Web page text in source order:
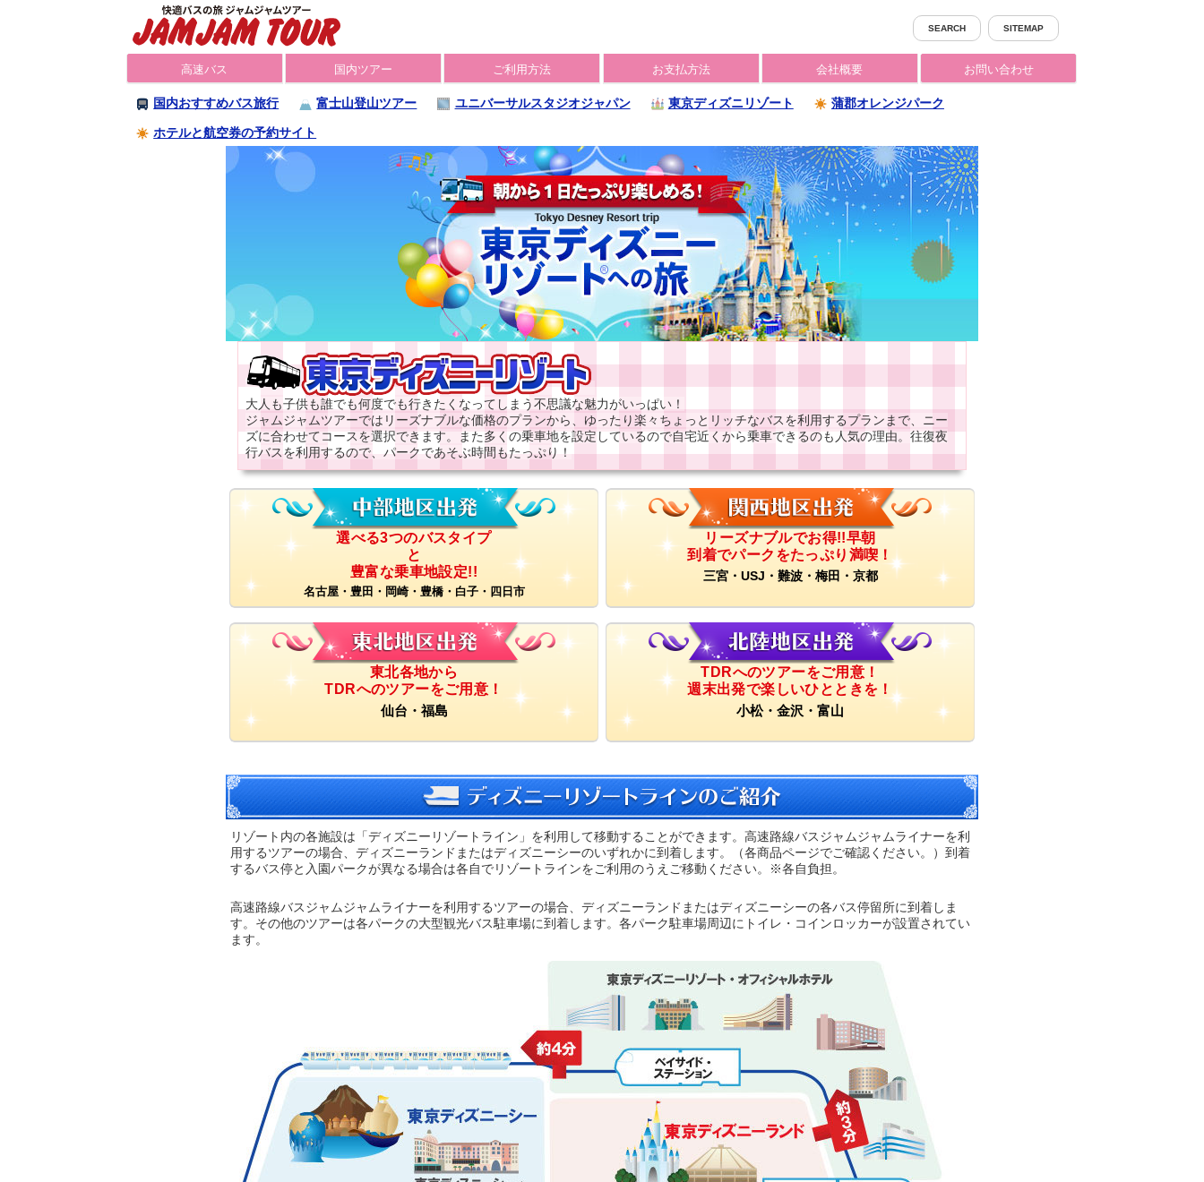
SEARCH SITEMAP
高速バス 国内ツアー ご利用方法 お支払方法 会社概要 お問い合わせ
国内おすすめバス旅行 富士山登山ツアー ユニバーサルスタジオジャパン 東京ディズニリゾート 蒲郡オレンジパーク
ホテルと航空券の予約サイト
大人も子供も誰でも何度でも行きたくなってしまう不思議な魅力がいっぱい！
ジャムジャムツアーではリーズナブルな価格のプランから、ゆったり楽々ちょっとリッチなバスを利用するプランまで、ニー
ズに合わせてコースを選択できます。また多くの乗車地を設定しているので自宅近くから乗車できるのも人気の理由。往復夜
行バスを利用するので、パークであそぶ時間もたっぷり！
選べる3つのバスタイプ
と
豊富な乗車地設定!!
名古屋・豊田・岡崎・豊橋・白子・四日市
リーズナブルでお得!!早朝
到着でパークをたっぷり満喫！
三宮・USJ・難波・梅田・京都
東北各地から
TDRへのツアーをご用意！
仙台・福島
TDRへのツアーをご用意！
週末出発で楽しいひとときを！
小松・金沢・富山
リゾート内の各施設は「ディズニーリゾートライン」を利用して移動することができます。高速路線バスジャムジャムライナーを利
用するツアーの場合、ディズニーランドまたはディズニーシーのいずれかに到着します。（各商品ページでご確認ください。）到着
するバス停と入園パークが異なる場合は各自でリゾートラインをご利用のうえご移動ください。※各自負担。
高速路線バスジャムジャムライナーを利用するツアーの場合、ディズニーランドまたはディズニーシーの各バス停留所に到着しま
す。その他のツアーは各パークの大型観光バス駐車場に到着します。各パーク駐車場周辺にトイレ・コインロッカーが設置されてい
ます。